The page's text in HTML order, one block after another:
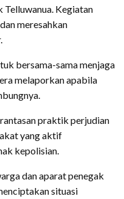
Telluwanua. Kegiatan
meresahkan
bersama-sama menjaga
melaporkan apabila
praktik perjudian
yang aktif
kepolisian.
dan aparat penegak
situasi